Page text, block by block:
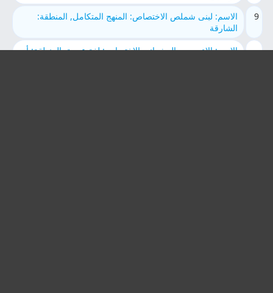
9
الاسم: لبنى شملص الاختصاص: المنهج المتكامل, المنطقة:
الشارقة
الاسم: الاء سعدو الرشواني الاختصاص: لغة عربية, المنطقة: أبو